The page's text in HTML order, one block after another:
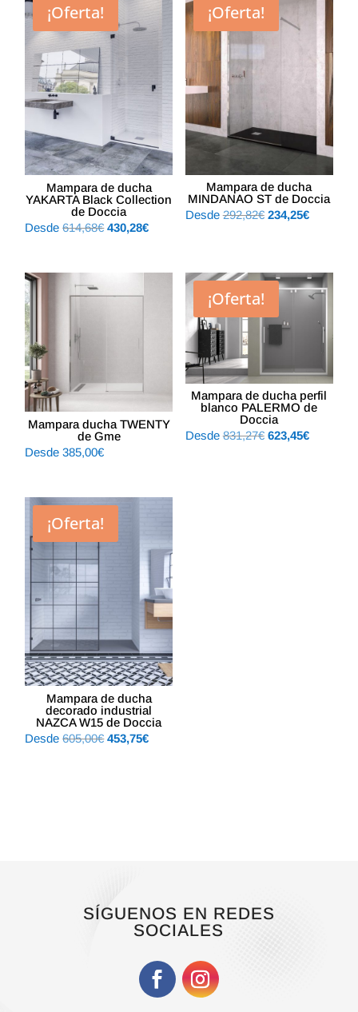
¡Oferta!
Mampara de ducha
YAKARTA Black Collection
de Doccia
Desde 614,68€ El
430,28€El
¡Oferta!
Mampara de ducha
MINDANAO ST de Doccia
Desde 292,82€ El
era:
292,82€.
234,25€El
es:
234,25€.
Mampara ducha TWENTY
de Gme
Desde 385,00€
¡Oferta!
Mampara de ducha perfil
blanco PALERMO de
Doccia
Desde 831,27€ El
623,45€El
¡Oferta!
Mampara de ducha
decorado industrial
NAZCA W15 de Doccia
Desde 605,00€ El
453,75€El
SÍGUENOS EN REDES
SOCIALES